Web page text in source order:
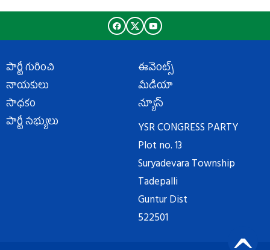
పార్టీ గురించి
నాయకులు
సాధకం
పార్టీ సభ్యులు
ఈవెంట్స్
మీడియా
న్యూస్
YSR CONGRESS PARTY
Plot no. 13
Suryadevara Township
Tadepalli
Guntur Dist
522501